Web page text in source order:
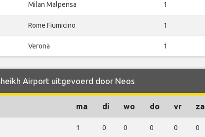
Milan Malpensa 1
Rome Fiumicino 1
Verona 1
Airport uitgevoerd door Neos
ma di wo do vr za
1 0 0 0 0 0